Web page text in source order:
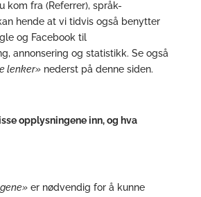
kom fra (Referrer), språk-
hende at vi tidvis også benytter
og Facebook til
annonsering og statistikk. Se også
lenker» nederst på denne siden.
opplysningene inn, og hva
er nødvendig for å kunne